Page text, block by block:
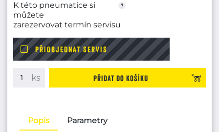
K této pneumatice si
můžete
zarezervovat termín servisu
PŘIOBJEDNAT SERVIS
Přidat do košíku
Popis Parametry